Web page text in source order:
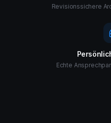
Revisionssichere
Echte